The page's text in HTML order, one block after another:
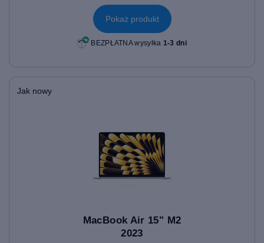
Pokaż produkt
BEZPŁATNA wysyłka 1-3 dni
Jak nowy
MacBook Air 15" M2
2023